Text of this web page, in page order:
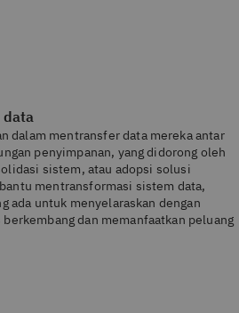
data
dalam mentransfer data mereka antar
penyimpanan, yang didorong oleh
sistem, atau adopsi solusi
mentransformasi sistem data,
ada untuk menyelaraskan dengan
dan memanfaatkan peluang